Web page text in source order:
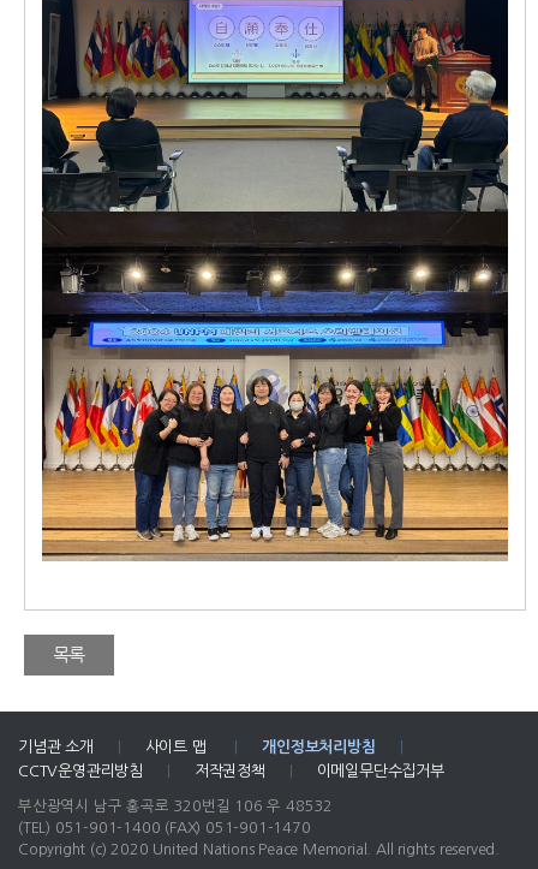
목록
기념관 소개 사이트 맵 개인정보처리방침
CCTV운영관리방침
저작권정책 이메일무단수집거부
부산광역시 남구 홍곡로 320번길 106 우 48532
(TEL) 051-901-1400 (FAX) 051-901-1470
Copyright (c) 2020 United Nations Peace Memorial. All rights reserved.